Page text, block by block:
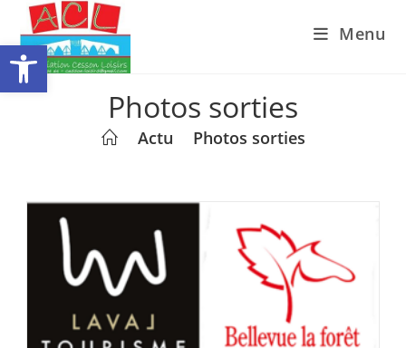
Ouvrir la barre d’outils
content
Menu
Photos sorties
Actu Photos sorties